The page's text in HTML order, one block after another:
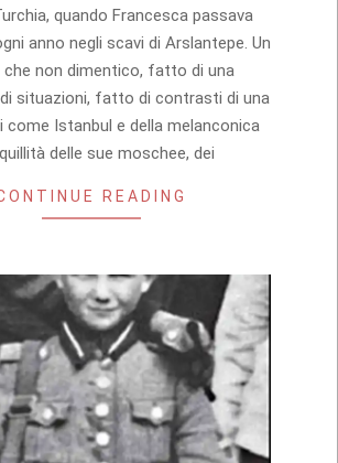
quando Francesca passava
anno negli scavi di Arslantepe. Un
che non dimentico, fatto di una
situazioni, fatto di contrasti di una
come Istanbul e della melanconica
delle sue moschee, dei
READING